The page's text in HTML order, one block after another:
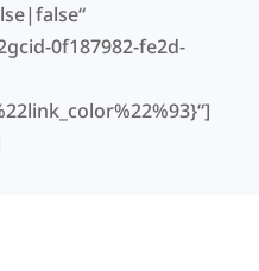
0f187982-fe2d-